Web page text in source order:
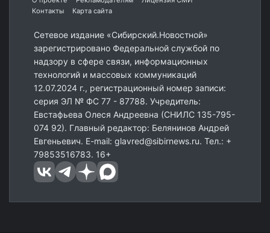
Контакты
Карта сайта
Сетевое издание «Сибирский.Новостной»
зарегистрировано Федеральной службой по
надзору в сфере связи, информационных
технологий и массовых коммуникаций
12.07.2024 г., регистрационный номер записи:
серия ЭЛ № ФС 77 - 87788. Учредитель:
Евстафьева Олеся Андреевна (СНИЛС 135-795-
074 92). Главный редактор: Белянинов Андрей
Евгеньевич. E-mail: glavred@sibirnews.ru. Тел.: +
79853516783. 16+